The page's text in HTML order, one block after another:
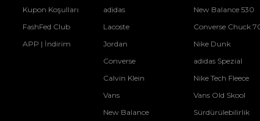
Kupon Koşulları
FashFed Club
APP | İndirim
adidas
Lacoste
Jordan
Converse
Calvin Klein
Vans
New Balance
New Balance 530
Converse Chuck
Nike Dunk
adidas Spezial
Nike Tech Fleece
Vans Old Skool
Sürdürülebilirlik